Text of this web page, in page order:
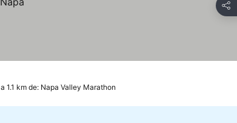
a 1.1 km de: Napa Valley Marathon